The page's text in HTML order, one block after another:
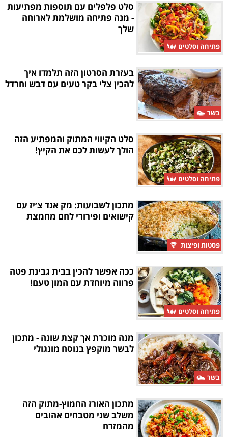
פתיחה וסלטים
סלט פלפלים עם תוספות מפתיעות
- מנה פתיחה מושלמת לארוחה
שלך
בשר
בעזרת הסרטון הזה תלמדו איך
להכין צלי בקר טעים עם דבש וחרדל
פתיחה וסלטים
סלט הקיווי המתוק והמפתיע הזה
הולך לעשות לכם את הקיץ!
פסטות ופיצות
מתכון לשבועות: מק אנד צ׳יז עם
קישואים ופירורי לחם מחמצת
פתיחה וסלטים
ככה אפשר להכין בבית גבינת פטה
פרווה מיוחדת עם המון טעם!
בשר
מנה מוכרת אך קצת שונה - מתכון
לבשר מוקפץ בנוסח מונגולי
מתכון האורז החמוץ-מתוק הזה
משלב שני מטבחים אהובים
מהמזרח